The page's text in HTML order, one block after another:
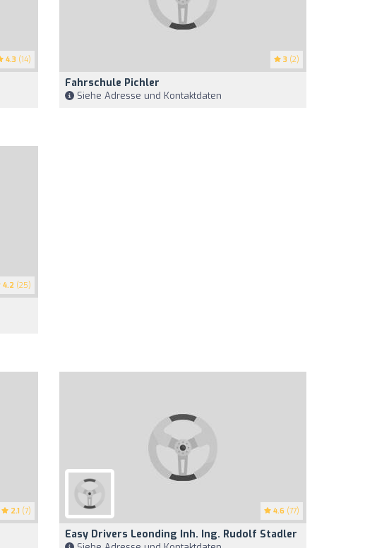
4.3 (14) 3 (2)
Fahrschule Pichler
Siehe Adresse und Kontaktdaten
4.2 (25)
2.1 (7) 4.6 (77)
Easy Drivers Leonding Inh. Ing. Rudolf Stadler